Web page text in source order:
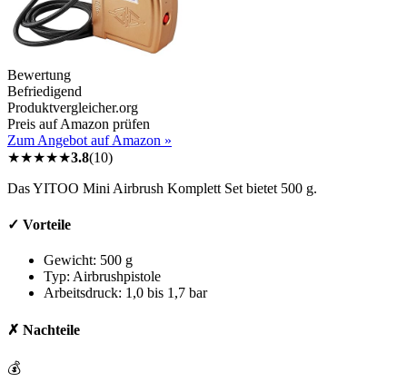
Bewertung
Befriedigend
Produktvergleicher.org
Preis auf Amazon prüfen
Zum Angebot auf Amazon »
★★★★★3.8(10)
Das YITOO Mini Airbrush Komplett Set bietet 500 g.
✓ Vorteile
Gewicht: 500 g
Typ: Airbrushpistole
Arbeitsdruck: 1,0 bis 1,7 bar
✗ Nachteile
💰